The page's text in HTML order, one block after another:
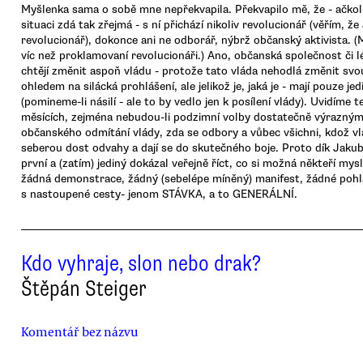
Myšlenka sama o sobě mne nepřekvapila. Překvapilo mě, že -
situaci zdá tak zřejmá - s ní přichází nikoliv revolucionář (věřím, že
revolucionář), dokonce ani ne odborář, nýbrž občanský aktivista.
víc než proklamovaní revolucionáři.) Ano, občanská společnost či
chtějí změnit aspoň vládu - protože tato vláda nehodlá změnit
ohledem na silácká prohlášení, ale jelikož je, jaká je - mají pouze
(pomineme-li násilí - ale to by vedlo jen k posílení vlády). Uvidíme
měsících, zejména nebudou-li podzimní volby dostatečně
občanského odmítání vlády, zda se odbory a vůbec všichni, kdož
seberou dost odvahy a dají se do skutečného boje. Proto dík
první a (zatím) jediný dokázal veřejně říct, co si možná někteří
žádná demonstrace, žádný (sebelépe míněný) manifest, žádné
s nastoupené cesty- jenom STÁVKA, a to GENERÁLNÍ.
Kdo vyhraje, slon nebo drak?
Štěpán Steiger
Komentář bez názvu